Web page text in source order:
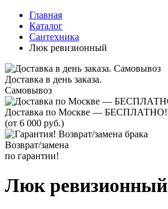
Главная
Каталог
Сантехника
Люк ревизионный
Доставка в день заказа.
Самовывоз
Доставка по Москве — БЕСПЛАТНО!
(от 6 000 руб.)
Возврат/замена
по гарантии!
Люк ревизионный